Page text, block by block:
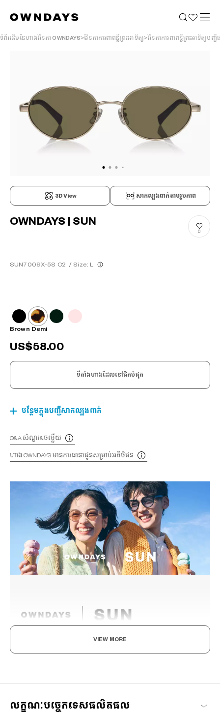
ទំព័រដើមនៃហាងវ៉ែនតា OWNDAYS វ៉ែនតាការពាពន្លឺព្រះអាទិត្យ វ៉ែនតាការពាពន្លឺព្រះអាទិត្យប
3D View សាកល្បងពាក់តាមរូបភាព
OWNDAYS | SUN
SUN7009X-5S C2 / Size: L
0
Brown Demi
US$58.00
ទីតាំងហាងដែលនៅជិតបំផុត
បន្ថែមក្នុងបញ្ជីសាកល្បងពាក់
Q&A សំណួរ&ចម្លើយ
ហាង OWNDAYS មានការធានាជូនសម្រាប់អតិថិជន
The day is yours!
'SUN' នៅក្បែរអ្នក ជារៀងរាល់ថ្ងៃរបស់អ្នកនឹងក្លាយជាពេលវេលាដ៏ពិសេស
មួយ។
VIEW MORE
លក្ខណៈបច្ចេកទេសផលិតផល